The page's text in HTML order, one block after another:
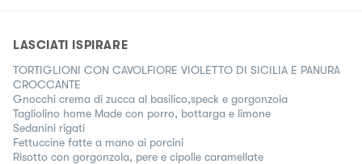
LASCIATI ISPIRARE
TORTIGLIONI CON CAVOLFIORE VIOLETTO DI SICILIA E PANURA
CROCCANTE
Gnocchi crema di zucca al basilico,speck e gorgonzola
Tagliolino home Made con porro, bottarga e limone
Sedanini rigati
Fettuccine fatte a mano ai porcini
Risotto con gorgonzola, pere e cipolle caramellate